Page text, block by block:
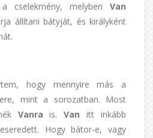
cselekmény, melyben Van
állítani bátyját, és királyként
hogy mennyire más a
mint a sorozatban. Most
Vanrais.Vanitt inkább
Hogy bátor-e, vagy